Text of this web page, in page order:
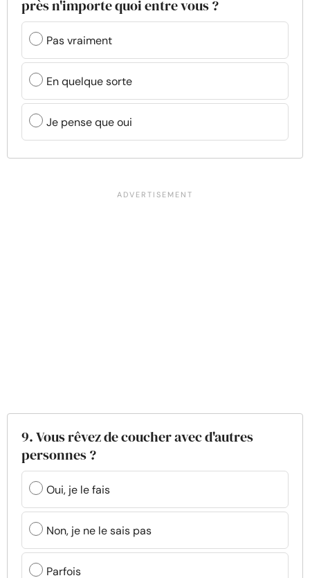
près n'importe quoi entre vous ?
Pas vraiment
En quelque sorte
Je pense que oui
9. Vous rêvez de coucher avec d'autres
personnes ?
Oui, je le fais
Non, je ne le sais pas
Parfois